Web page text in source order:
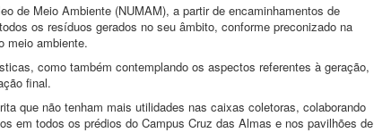
de Meio Ambiente (NUMAM), a partir de encaminhamentos de
os resíduos gerados no seu âmbito, conforme preconizado na
meio ambiente.
como também contemplando os aspectos referentes à geração,
final.
que não tenham mais utilidades nas caixas coletoras, colaborando
em todos os prédios do Campus Cruz das Almas e nos pavilhões de